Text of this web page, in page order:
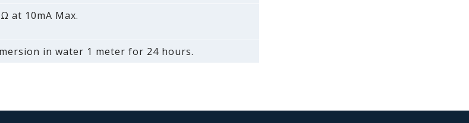
at 10mA Max.
in water 1 meter for 24 hours.